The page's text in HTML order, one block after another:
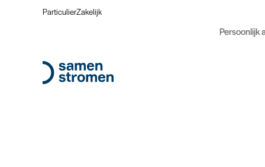
ParticulierZakelijk
Persoonlijk